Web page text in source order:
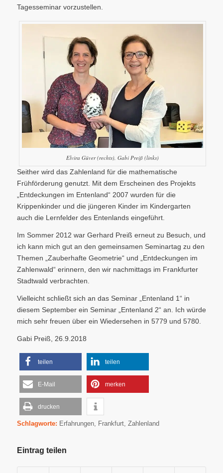
Tagesseminar vorzustellen.
Elvira Güver (rechts), Gabi Preiß (links)
Seither wird das Zahlenland für die mathematische
Frühförderung genutzt. Mit dem Erscheinen des Projekts
„Entdeckungen im Entenland“ 2007 wurden für die
Krippenkinder und die jüngeren Kinder im Kindergarten
auch die Lernfelder des Entenlands eingeführt.
Im Sommer 2012 war Gerhard Preiß erneut zu Besuch, und
ich kann mich gut an den gemeinsamen Seminartag zu den
Themen „Zauberhafte Geometrie“ und „Entdeckungen im
Zahlenwald“ erinnern, den wir nachmittags im Frankfurter
Stadtwald verbrachten.
Vielleicht schließt sich an das Seminar „Entenland 1“ in
diesem September ein Seminar „Entenland 2“ an. Ich würde
mich sehr freuen über ein Wiedersehen in 5779 und 5780.
Gabi Preiß, 26.9.2018
teilen teilen
E-Mail merken
drucken
Schlagworte: Erfahrungen, Frankfurt, Zahlenland
Eintrag teilen